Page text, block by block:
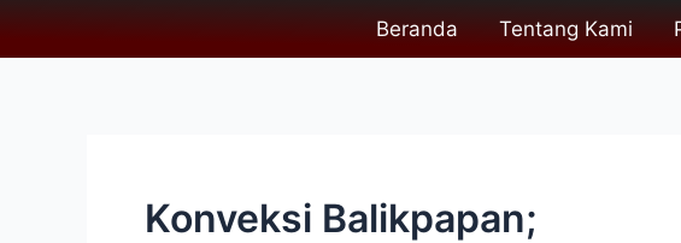
Beranda Tentang Kami
Konveksi Balikpapan;